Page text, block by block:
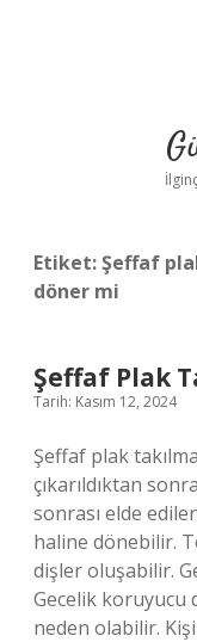
Etiket:Şeffaf
döner mi
Şeffaf Plak
Tarih: Kasım 12, 2024
Şeffaf plak
çıkarıldıktan
sonrası elde
haline dönebilir.
dişler oluşabilir.
Gecelik koruyucu
neden olabilir.